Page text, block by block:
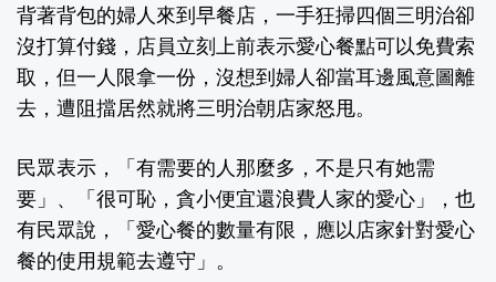
背著背包的婦人來到早餐店，一手狂掃四個三明治卻
沒打算付錢，店員立刻上前表示愛心餐點可以免費索
取，但一人限拿一份，沒想到婦人卻當耳邊風意圖離
去，遭阻擋居然就將三明治朝店家怒甩。
民眾表示，「有需要的人那麼多，不是只有她需
要」、「很可恥，貪小便宜還浪費人家的愛心」，也
有民眾說，「愛心餐的數量有限，應以店家針對愛心
餐的使用規範去遵守」。